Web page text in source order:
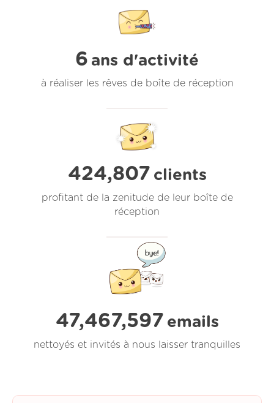
6 ans d'activité
à réaliser les rêves de boîte de réception
424,807 clients
profitant de la zenitude de leur boîte de
réception
47,467,597 emails
nettoyés et invités à nous laisser tranquilles